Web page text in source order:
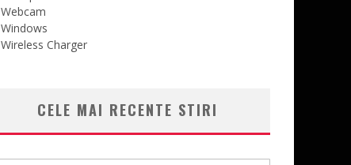
Webcam
Windows
Wireless Charger
CELE MAI RECENTE STIRI